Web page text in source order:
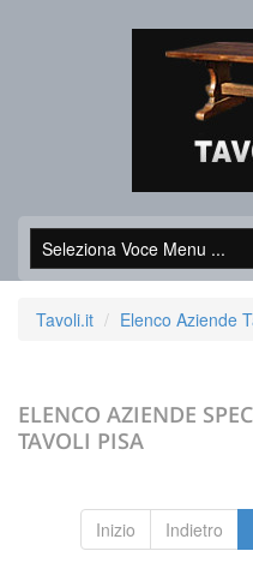
Tavoli.it Elenco Aziende
ELENCO AZIENDE
TAVOLI PISA
Inizio Indietro